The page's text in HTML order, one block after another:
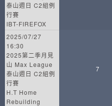
泰山週日 C2組例
行賽
IBT-FIREFOX
2025/07/27
16:30
2025第二季月見
山 Max League
泰山週日 C2組例
行賽
H.T Home
Rebuilding
7